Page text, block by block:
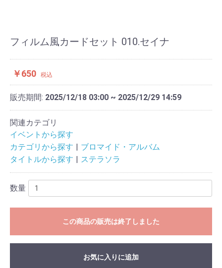
フィルム風カードセット 010.セイナ
￥650 税込
販売期間: 2025/12/18 03:00 ~ 2025/12/29 14:59
関連カテゴリ
イベントから探す
カテゴリから探す
ブロマイド・アルバム
タイトルから探す
ステラソラ
数量
この商品の販売は終了しました
お気に入りに追加